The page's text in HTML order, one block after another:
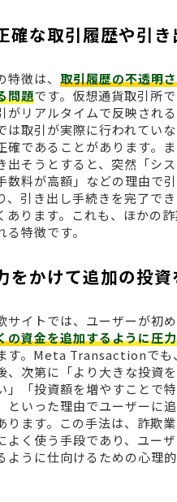
確な取引履歴や引
徴は、 取引履歴の不透明
問題です。仮想通貨取引所
がリアルタイムで反映され
は取引が実際に行われてい
確であることがあります。
出そうとすると、突然「シ
数料が高額」などの理由で
、引き出し手続きを完了で
あります。これも、ほかの
る特徴です。
をかけて追加の投資
サイトでは、ユーザーが初め
の資金を追加するように圧
す。Meta Transactionでも
、次第に「より大きな投資
」「投資額を増やすことで
といった理由でユーザーに
ります。この手法は、詐欺
よく使う手段であり、ユー
ように仕向けるための心理